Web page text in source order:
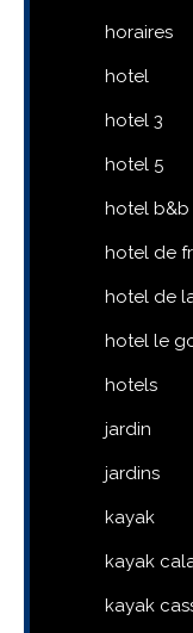
horaires
hotel
hotel 3
hotel 5
hotel b&b
hotel de
hotel de
hotel le
hotels
jardin
jardins
kayak
kayak
kayak